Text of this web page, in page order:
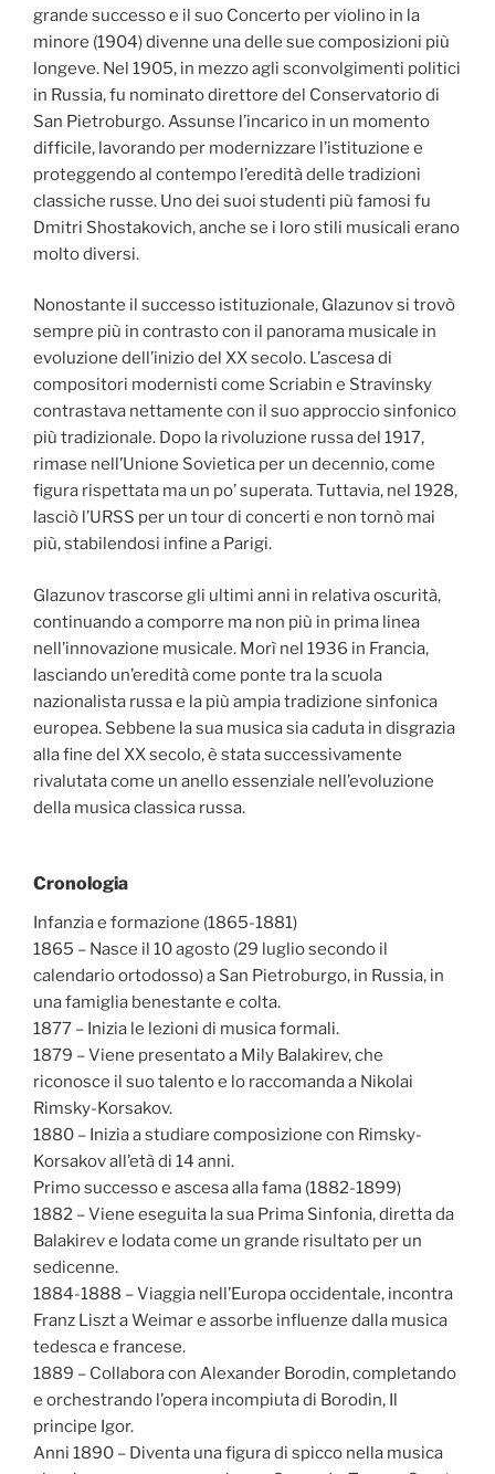
grande successo e il suo Concerto per violino in la
minore (1904) divenne una delle sue composizioni più
longeve. Nel 1905, in mezzo agli sconvolgimenti politici
in Russia, fu nominato direttore del Conservatorio di
San Pietroburgo. Assunse l’incarico in un momento
difficile, lavorando per modernizzare l’istituzione e
proteggendo al contempo l’eredità delle tradizioni
classiche russe. Uno dei suoi studenti più famosi fu
Dmitri Shostakovich, anche se i loro stili musicali erano
molto diversi.
Nonostante il successo istituzionale, Glazunov si trovò
sempre più in contrasto con il panorama musicale in
evoluzione dell’inizio del XX secolo. L’ascesa di
compositori modernisti come Scriabin e Stravinsky
contrastava nettamente con il suo approccio sinfonico
più tradizionale. Dopo la rivoluzione russa del 1917,
rimase nell’Unione Sovietica per un decennio, come
figura rispettata ma un po’ superata. Tuttavia, nel 1928,
lasciò l’URSS per un tour di concerti e non tornò mai
più, stabilendosi infine a Parigi.
Glazunov trascorse gli ultimi anni in relativa oscurità,
continuando a comporre ma non più in prima linea
nell’innovazione musicale. Morì nel 1936 in Francia,
lasciando un’eredità come ponte tra la scuola
nazionalista russa e la più ampia tradizione sinfonica
europea. Sebbene la sua musica sia caduta in disgrazia
alla fine del XX secolo, è stata successivamente
rivalutata come un anello essenziale nell’evoluzione
della musica classica russa.
Cronologia
Infanzia e formazione (1865-1881)
1865 – Nasce il 10 agosto (29 luglio secondo il
calendario ortodosso) a San Pietroburgo, in Russia, in
una famiglia benestante e colta.
1877 – Inizia le lezioni di musica formali.
1879 – Viene presentato a Mily Balakirev, che
riconosce il suo talento e lo raccomanda a Nikolai
Rimsky-Korsakov.
1880 – Inizia a studiare composizione con Rimsky-
Korsakov all’età di 14 anni.
Primo successo e ascesa alla fama (1882-1899)
1882 – Viene eseguita la sua Prima Sinfonia, diretta da
Balakirev e lodata come un grande risultato per un
sedicenne.
1884-1888 – Viaggia nell’Europa occidentale, incontra
Franz Liszt a Weimar e assorbe influenze dalla musica
tedesca e francese.
1889 – Collabora con Alexander Borodin, completando
e orchestrando l’opera incompiuta di Borodin, Il
principe Igor.
Anni 1890 – Diventa una figura di spicco nella musica